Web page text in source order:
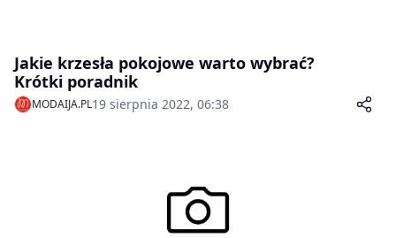
Jakie krzesła pokojowe warto wybrać?
Krótki poradnik
MODAIJA.PL19 sierpnia 2022, 06:38